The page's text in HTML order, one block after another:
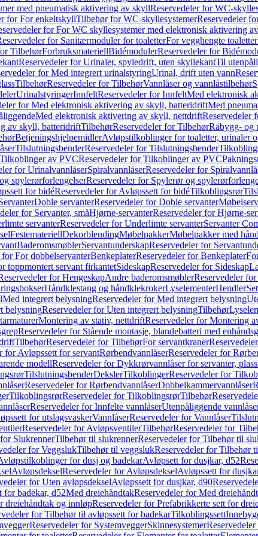
med pneumatisk aktivering av skyllReservedeler for WC-
for For enkeltskyllTilbehør for WC-skyllesystemerReservedeler
for For WC skyllesystemer med elektronisk aktivering
for Sanitærmoduler for toaletterFor vegghengte toaletter
TilbehørForbruksmateriellBidémodulerReservedeler for
Reservedeler for Urinaler, spyledrift, uten skyllekantTil
for Med integrert urinalstyringUrinal, drift uten vann
TilbehørReservedeler for TilbehørVannlåser og vannlåstilbehør
UrinalstyringerInnfeltReservedeler for InnfeltMed elektronisk
for Med elektronisk aktivering av skyll, batteridriftMed
Med elektronisk aktivering av skyll, nettdriftReservedeler
av skyll, batteridriftTilbehørReservedeler for TilbehørRåbygg- og
BetjeningshjelpemidlerAvløpstilkoblinger for toaletter, urinaler
TilslutningsbenderReservedeler for Tilslutningsbender
Tilkoblinger av PVCReservedeler for Tilkoblinger av PVC
for UrinalvannlåserSpiralvannlåserReservedeler for
spylerørforlengelserReservedeler for Spylerør og
for bidéReservedeler for Avløpssett for bidéTilkoblingsrør
Doble servanterReservedeler for Doble servanter
for Servanter, småHjørne-servanterReservedeler for Hjørne-
servanterReservedeler for Underlimte servanterServanter
FestemateriellDekorblendingMøbelpakkerMøbelpakker med
BaderomsmøblerServantunderskapReservedeler for
for For dobbelservanterBenkeplaterReservedeler for Benkeplater
toppmontert servant firkantetSideskapReservedeler for Sideskap
for HengeskapAndre baderomsmøblerReservedeler
Håndklestang og håndklekrokerLyselementerHendler
Med integrert belysningReservedeler for Med integrert belysning
belysningReservedeler for Uten integrert belysningTilbehør
Montering av stativ, nettdriftReservedeler for Montering
Reservedeler for Stående montasje, blandebatteri med
TilbehørReservedeler for TilbehørFor servantkraner
for Avløpssett for servantRørbendvannlåserReservedeler for
modellReservedeler for Dykkrørvannlåser for servanter,
TilslutningsbenderDekslerTilkoblingerReservedeler for
Reservedeler for RørbendvannlåserDobbelkammervannlåser
TilkoblingsrørReservedeler for TilkoblingsrørTilbehør
Reservedeler for Innfelte vannlåserUtenpåliggende
for utslagsvaskerVannlåserReservedeler for Vannlåser
Reservedeler for AvløpsventilerTilbehørReservedeler for
SlukrennerTilbehør til slukrennerReservedeler for Tilbehør til
for VeggslukTilbehør til veggslukReservedeler for Tilbehør
for dusj og badekarAvløpsett for dusjkar, d52
AvløpsdekselReservedeler for AvløpsdekselAvløpssett for
for Uten avløpsdekselAvløpssett for dusjkar, d90
for badekar, d52Med dreiehåndtakReservedeler for Med
dreiehåndtak og innløpReservedeler for Prefabrikkerte sett for
for Tilbehør til avløpssett for badekarTilkoblingssett
Reservedeler for SystemveggerSkinnesystemer